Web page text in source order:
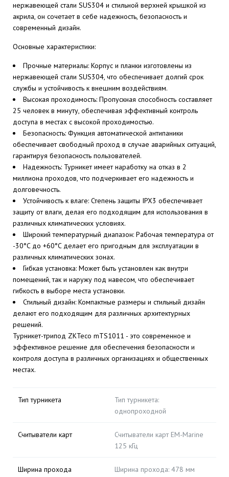
нержавеющей стали SUS304 и стильной верхней крышкой из
акрила, он сочетает в себе надежность, безопасность и
современный дизайн.
Основные характеристики:
Прочные материалы: Корпус и планки изготовлены из
нержавеющей стали SUS304, что обеспечивает долгий срок
службы и устойчивость к внешним воздействиям.
Высокая проходимость: Пропускная способность составляет
25 человек в минуту, обеспечивая эффективный контроль
доступа в местах с высокой проходимостью.
Безопасность: Функция автоматической антипаники
обеспечивает свободный проход в случае аварийных ситуаций,
гарантируя безопасность пользователей.
Надежность: Турникет имеет наработку на отказ в 2
миллиона проходов, что подчеркивает его надежность и
долговечность.
Устойчивость к влаге: Степень защиты IPX3 обеспечивает
защиту от влаги, делая его подходящим для использования в
различных климатических условиях.
Широкий температурный диапазон: Рабочая температура от
-30°C до +60°C делает его пригодным для эксплуатации в
различных климатических зонах.
Гибкая установка: Может быть установлен как внутри
помещений, так и наружу под навесом, что обеспечивает
гибкость в выборе места установки.
Стильный дизайн: Компактные размеры и стильный дизайн
делают его подходящим для различных архитектурных
решений.
Турникет-трипод ZKTeco mTS1011 - это современное и
эффективное решение для обеспечения безопасности и
контроля доступа в различных организациях и общественных
местах.
Тип турникета
Тип турникета:
однопроходной
Считыватели карт
Считыватели карт EM-Marine
125 кГц
Ширина прохода Ширина прохода: 478 мм